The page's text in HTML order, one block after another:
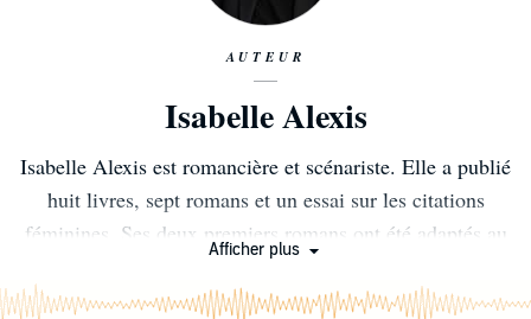
AUTEUR
Isabelle Alexis
Isabelle Alexis est romancière et scénariste. Elle a publié
huit livres, sept romans et un essai sur les citations
féminines. Ses deux premiers romans ont été adaptés au
cinéma."Tu vas rire mais je te quitte" (Plon) a été adapté
par Philippe Harel et "Tu peux garder un secret ?" (Plon)
Afficher plus